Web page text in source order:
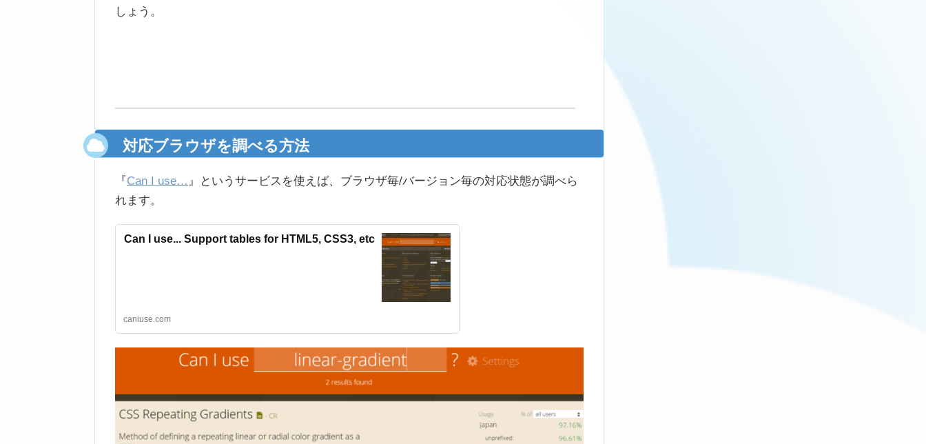
しょう。
対応ブラウザを調べる方法
『 Can I use… 』というサービスを使えば、ブラウザ毎/バージョン毎の対応状態が調べら
れます。
Can I use... Support tables for HTML5, CSS3, etc
caniuse.com